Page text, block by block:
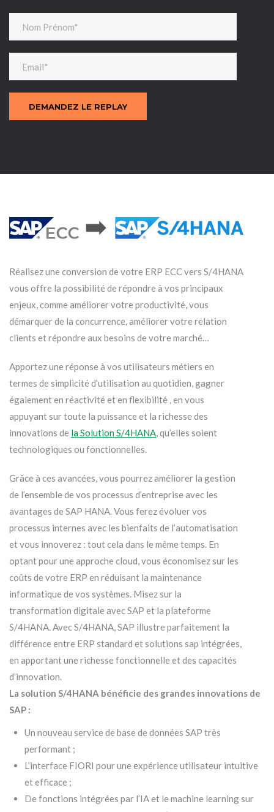
Réalisez une conversion de votre ERP ECC vers S/4HANA
vous offre la possibilité de répondre à vos principaux
enjeux, comme améliorer votre productivité, vous
démarquer de la concurrence, améliorer votre relation
clients et répondre aux besoins de votre marché…
Apportez une réponse à vos utilisateurs métiers en
termes de simplicité d’utilisation au quotidien, gagner
également en réactivité et en flexibilité , en vous
appuyant sur toute la puissance et la richesse des
innovations de la Solution S/4HANA, qu’elles soient
technologiques ou fonctionnelles.
Grâce à ces avancées, vous pourrez améliorer la gestion
de l’ensemble de vos processus d’entreprise avec les
avantages de SAP HANA. Vous ferez évoluer vos
processus internes avec les bienfaits de l’automatisation
et vous innoverez : tout cela dans le même temps. En
optant pour une approche cloud, vous économisez sur les
coûts de votre ERP en réduisant la maintenance
informatique de vos systèmes. Misez sur la
transformation digitale avec SAP et la plateforme
S/4HANA. Avec S/4HANA, SAP illustre parfaitement la
différence entre ERP standard et solutions sap intégrées,
en apportant une richesse fonctionnelle et des capacités
d’innovation.
La solution S/4HANA bénéficie des grandes innovations de
SAP :
Un nouveau service de base de données SAP très
performant ;
L’interface FIORI pour une expérience utilisateur intuitive
et efficace ;
De fonctions intégrées par l’IA et le machine learning sur